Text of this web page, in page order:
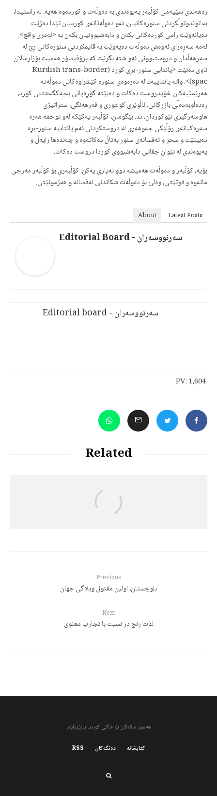
ره‌هه‌ندی سێیه‌می كۆڵبه‌ر په‌یوه‌ندی به‌ ده‌وڵه‌ت و كورده‌وه‌ هه‌یه‌. له‌ راستیدا،
به‌ توندوتوڵكردنی سنوره‌كانیان، ئه‌و ده‌وڵه‌تانه‌ی كوردیان تێدا ده‌ژێت
ده‌یانه‌وێت رامی كورده‌كانی بكه‌ن و دابه‌شبوونیان بكه‌ن به‌ <ئه‌مری واقع>.
‌ئه‌مه‌ سه‌ڕه‌رای ئه‌وه‌ش ده‌وڵه‌ت ده‌یه‌وێت به‌ قایمكردنی سنوره‌كانی ڕێ له‌
سه‌رهه‌ڵدان و دروستبوونی ئه‌و شته‌ بگرێت كه‌ پرۆفیسۆر هه‌میت بۆزارسلان
ناوی ده‌نێت <پانتایی سنور-بڕی كورد (Kurdish trans-border
spac)>. واته‌ پانتاییه‌ك له‌ ده‌ره‌وه‌ی سنوره‌ كێشراوه‌كانی ده‌وڵه‌ته‌
هه‌رێمێیه‌كان خۆیدروست ده‌كات و ده‌بێته‌ گۆڕه‌پانی به‌یه‌كگه‌شتنی كورد،
ره‌ده‌ڵو‌به‌ده‌ڵی بازرگانی، ئاڵوێری كولتوری و فه‌رهه‌نگی، ستراتیژی
هاوسه‌رگیری نێوكوردان، تد. بێگومان، كۆڵبه‌ر یه‌كێكه‌ له‌و‌ توخمه‌ هه‌ره‌
سه‌ره‌كیانه‌ی رۆڵێكی جه‌وهه‌ری له‌ دروستكردنی ئه‌م پانتاییه‌ سنور-بڕه‌
ده‌بینێت و سحر و ئه‌فسانه‌ی سنور به‌تاڵ ده‌كاته‌وه‌ و چه‌نده‌ها رایه‌ڵ و
په‌یوه‌ندی له‌ نێوان جڤاتی دابه‌شبووی كوردا دروست ده‌كات.
بۆیه‌، كۆڵبه‌ر و ده‌وڵه‌ت هه‌میشه‌ دوو نه‌یاری یه‌كن. كۆڵبه‌ر‌ی بۆ كۆڵبه‌ر مه‌رجی
مانه‌وه‌ و قوتێتی‌، وه‌لێ بۆ ده‌وڵه‌ت شكاندنی ئه‌فسانه‌ و هه‌ژمونێتی.
About Latest Posts
سەرنووسەران - Editorial Board
سەرنووسەران - Editorial board
PV:1,604
Related
Previous
بلوچستان، اولین مقتول وبلاگی جهان
Next
لذت رنج در نسبت با تجارب معنوی
هەموو مافەکان بۆ خاکی کوردیا پارێزراوە.
کتابخانه دەنگەکان RSS